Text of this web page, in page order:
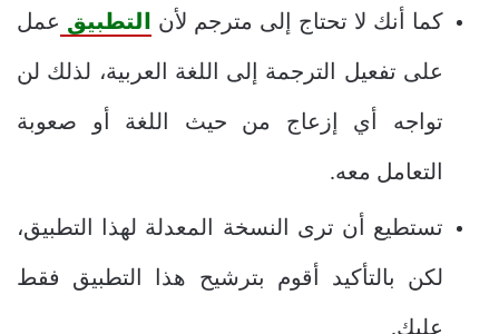
كما أنك لا تحتاج إلى مترجم لأن التطبيق عمل
على تفعيل الترجمة إلى اللغة العربية، لذلك لن
تواجه أي إزعاج من حيث اللغة أو صعوبة
التعامل معه.
تستطيع أن ترى النسخة المعدلة لهذا التطبيق،
لكن بالتأكيد أقوم بترشيح هذا التطبيق فقط
عليك.